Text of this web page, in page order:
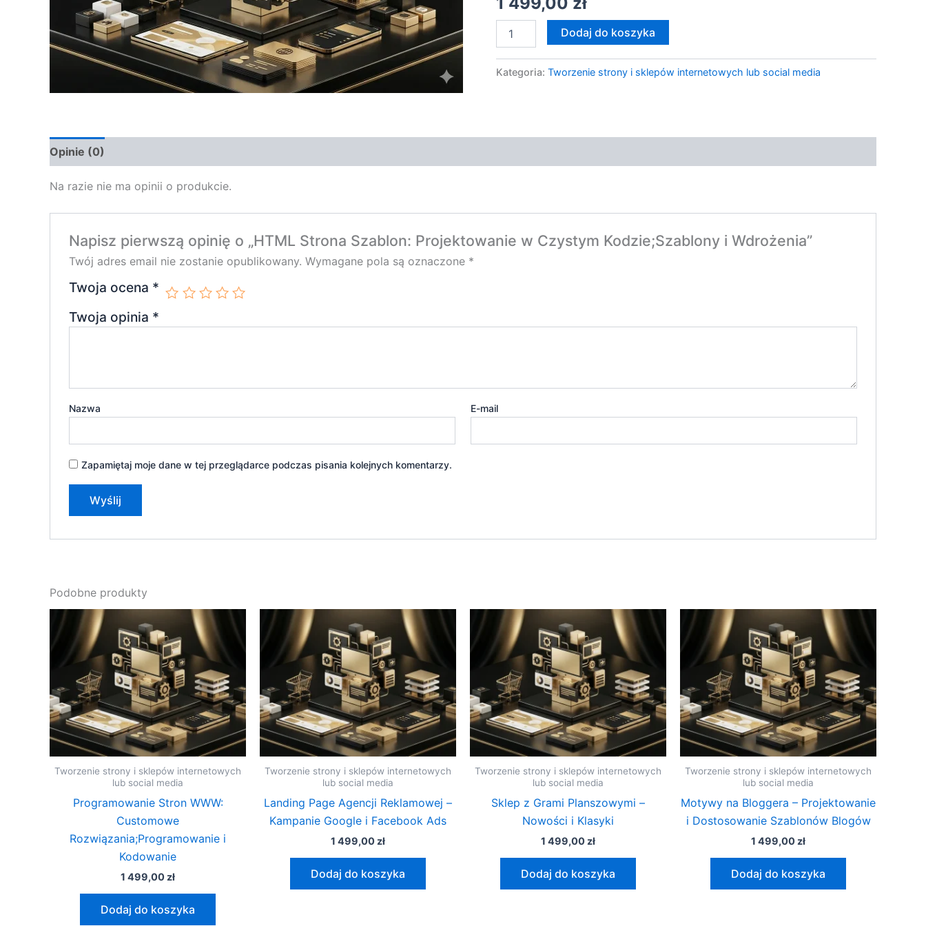
Dodaj do koszyka
Kategoria: Tworzenie strony i sklepów internetowych lub social media
Opinie (0)
Na razie nie ma opinii o produkcie.
Napisz pierwszą opinię o „HTML Strona Szablon: Projektowanie w Czystym Kodzie;Szablony i Wdrożenia”
Twój adres email nie zostanie opublikowany. Wymagane pola są oznaczone *
Twoja ocena *
Twoja opinia *
Nazwa E-mail
Zapamiętaj moje dane w tej przeglądarce podczas pisania kolejnych komentarzy.
Podobne produkty
Tworzenie strony i sklepów internetowych
lub social media
Programowanie Stron WWW:
Customowe
Rozwiązania;Programowanie i
Kodowanie
1 499,00 zł
Dodaj do koszyka
Tworzenie strony i sklepów internetowych
lub social media
Landing Page Agencji Reklamowej –
Kampanie Google i Facebook Ads
1 499,00 zł
Dodaj do koszyka
Tworzenie strony i sklepów internetowych
lub social media
Sklep z Grami Planszowymi –
Nowości i Klasyki
1 499,00 zł
Dodaj do koszyka
Tworzenie strony i sklepów internetowych
lub social media
Motywy na Bloggera – Projektowanie
i Dostosowanie Szablonów Blogów
1 499,00 zł
Dodaj do koszyka